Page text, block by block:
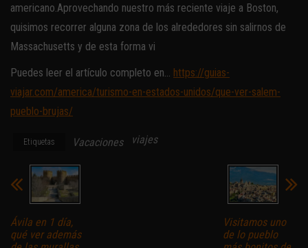
americano.Aprovechando nuestro más reciente viaje a Boston,
quisimos recorrer alguna zona de los alrededores sin salirnos de
Massachusetts y de esta forma vi
Puedes leer el artículo completo en… https://guias-
viajar.com/america/turismo-en-estados-unidos/que-ver-salem-
pueblo-brujas/
Etiquetas Vacaciones viajes
Ávila en 1 día,
qué ver además
Visitamos uno
de lo pueblo